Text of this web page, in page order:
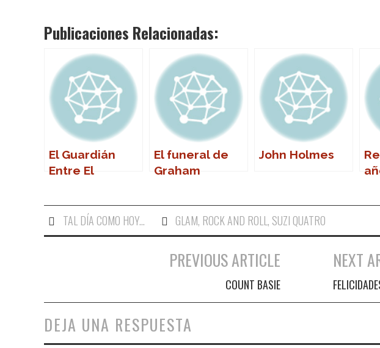
Publicaciones Relacionadas:
El Guardián
Entre El
El funeral de
Graham
John Holmes
TAL DÍA COMO HOY... GLAM, ROCK AND ROLL, SUZI QUATRO
Navegación de entradas
PREVIOUS ARTICLE
COUNT BASIE
NEXT
DEJA UNA RESPUESTA